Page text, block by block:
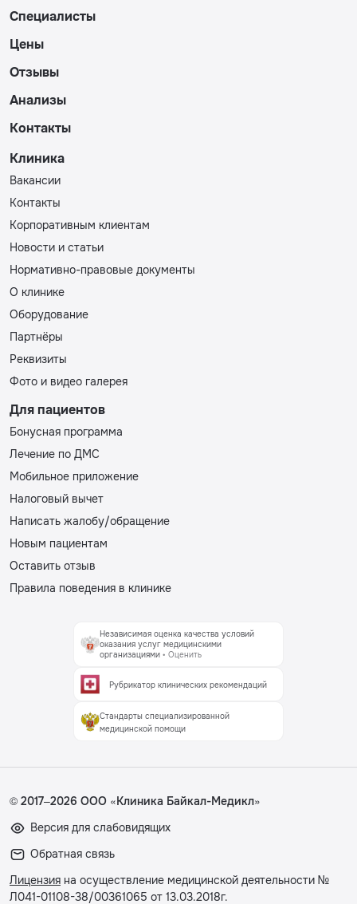
Специалисты
Цены
Отзывы
Анализы
Контакты
Клиника
Вакансии
Контакты
Корпоративным клиентам
Новости и статьи
Нормативно-правовые документы
О клинике
Оборудование
Партнёры
Реквизиты
Фото и видео галерея
Для пациентов
Бонусная программа
Лечение по ДМС
Мобильное приложение
Налоговый вычет
Написать жалобу/обращение
Новым пациентам
Оставить отзыв
Правила поведения в клинике
Независимая оценка качества условий
оказания услуг медицинскими
организациями • Оценить
Рубрикатор клинических рекомендаций
Стандарты специализированной
медицинской помощи
© 2017–2026 ООО «Клиника Байкал-Медикл»
Версия для слабовидящих
Обратная связь
Лицензия на осуществление медицинской деятельности №
Л041-01108-38/00361065 от 13.03.2018г.